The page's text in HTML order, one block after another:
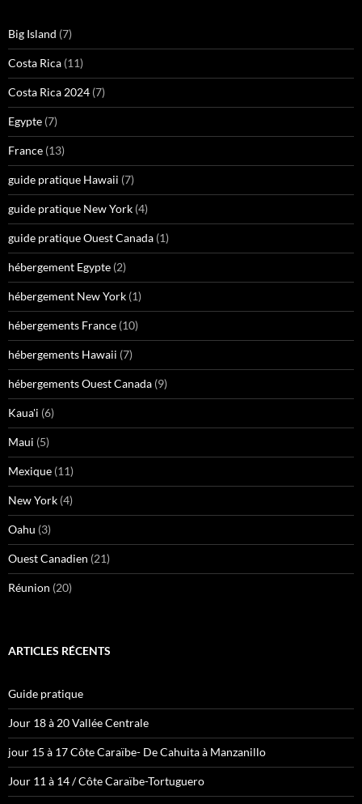
Big Island (7)
Costa Rica (11)
Costa Rica 2024 (7)
Egypte (7)
France (13)
guide pratique Hawaii (7)
guide pratique New York (4)
guide pratique Ouest Canada (1)
hébergement Egypte (2)
hébergement New York (1)
hébergements France (10)
hébergements Hawaii (7)
hébergements Ouest Canada (9)
Kaua'i (6)
Maui (5)
Mexique (11)
New York (4)
Oahu (3)
Ouest Canadien (21)
Réunion (20)
ARTICLES RÉCENTS
Guide pratique
Jour 18 à 20 Vallée Centrale
jour 15 à 17 Côte Caraïbe- De Cahuita à Manzanillo
Jour 11 à 14 / Côte Caraïbe-Tortuguero